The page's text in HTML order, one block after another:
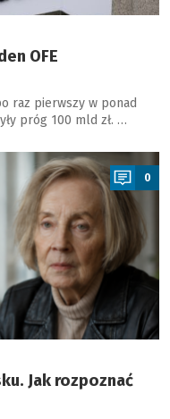
OFE
raz pierwszy w ponad
próg 100 mld zł. …
0
Jak rozpoznać